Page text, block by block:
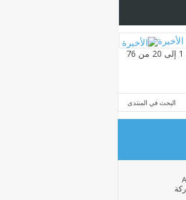
الأخيرة
البحث في المنتدى